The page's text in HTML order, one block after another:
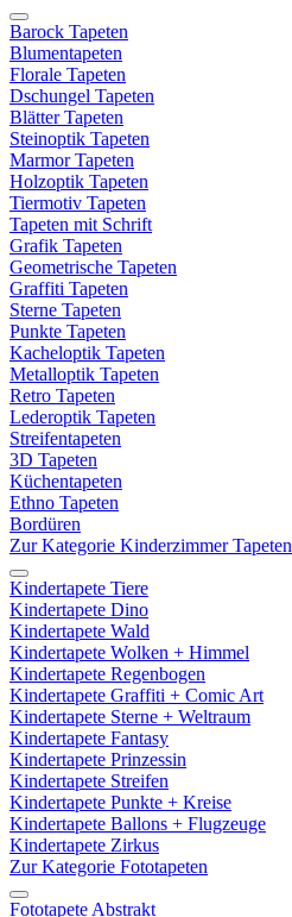
Barock Tapeten
Blumentapeten
Florale Tapeten
Dschungel Tapeten
Blätter Tapeten
Steinoptik Tapeten
Marmor Tapeten
Holzoptik Tapeten
Tiermotiv Tapeten
Tapeten mit Schrift
Grafik Tapeten
Geometrische Tapeten
Graffiti Tapeten
Sterne Tapeten
Punkte Tapeten
Kacheloptik Tapeten
Metalloptik Tapeten
Retro Tapeten
Lederoptik Tapeten
Streifentapeten
3D Tapeten
Küchentapeten
Ethno Tapeten
Bordüren
Zur Kategorie Kinderzimmer Tapeten
Kindertapete Tiere
Kindertapete Dino
Kindertapete Wald
Kindertapete Wolken + Himmel
Kindertapete Regenbogen
Kindertapete Graffiti + Comic Art
Kindertapete Sterne + Weltraum
Kindertapete Fantasy
Kindertapete Prinzessin
Kindertapete Streifen
Kindertapete Punkte + Kreise
Kindertapete Ballons + Flugzeuge
Kindertapete Zirkus
Zur Kategorie Fototapeten
Fototapete Abstrakt